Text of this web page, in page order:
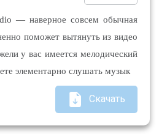
— наверное совсем обычная
поможет вытянуть из видео
у вас имеется мелодический
элементарно слушать музык
Скачать